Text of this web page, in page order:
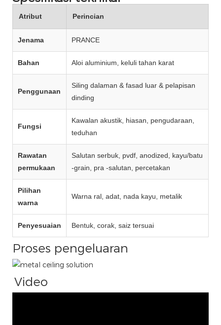
Atribut Perincian
Jenama PRANCE
Bahan Aloi aluminium, keluli tahan karat
Penggunaan
Siling dalaman & fasad luar & pelapisan
dinding
Fungsi
Kawalan akustik, hiasan, pengudaraan,
teduhan
Rawatan
permukaan
Salutan serbuk, pvdf, anodized, kayu/batu
-grain, pra -salutan, percetakan
Pilihan
warna
Warna ral, adat, nada kayu, metalik
Penyesuaian Bentuk, corak, saiz tersuai
Proses pengeluaran
Video